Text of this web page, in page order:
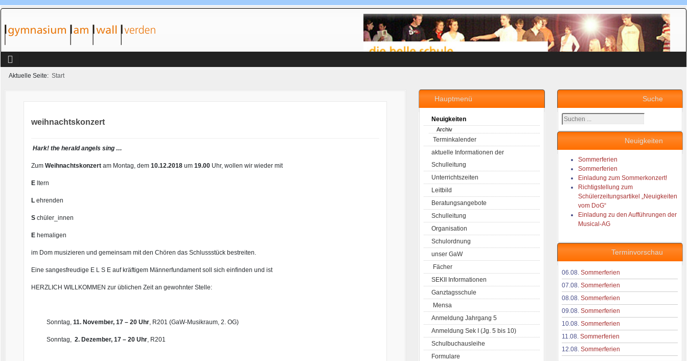
Aktuelle Seite: Start
Hauptmenü
Neuigkeiten
Archiv
Terminkalender
aktuelle Informationen der
Schulleitung
Unterrichtszeiten
Leitbild
Beratungsangebote
Schulleitung
Organisation
Schulordnung
unser GaW
Fächer
SEKII Informationen
Ganztagsschule
Mensa
Anmeldung Jahrgang 5
Anmeldung Sek I (Jg. 5 bis 10)
Schulbuchausleihe
Formulare
Suche
Suchen
...
Neuigkeiten
Sommerferien
Sommerferien
Einladung zum Sommerkonzert!
Richtigstellung zum
Schülerzeitungsartikel „Neuigkeiten
vom DoG“
Einladung zu den Aufführungen der
Musical-AG
Terminvorschau
06.08. Sommerferien
07.08. Sommerferien
08.08. Sommerferien
09.08. Sommerferien
10.08. Sommerferien
11.08. Sommerferien
12.08. Sommerferien
weihnachtskonzert
Hark! the herald angels sing …
ZumWeihnachtskonzert am Montag, dem10.12.2018 um19.00 Uhr, wollen wir wieder mit
E ltern
L ehrenden
S chüler_innen
E hemaligen
im Dom musizieren und gemeinsam mit den Chören das Schlussstück bestreiten.
Eine sangesfreudige E L S E auf kräftigem Männerfundament soll sich einfinden und ist
HERZLICH WILLKOMMEN zur üblichen Zeit an gewohnter Stelle:
Sonntag,11. November, 17 – 20 Uhr, R201 (GaW-Musikraum, 2. OG)
Sonntag,2. Dezember, 17 – 20 Uhr, R201